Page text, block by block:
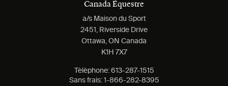
Canada Équestre
a/s Maison du Sport
2451, Riverside Drive
Ottawa, ON Canada
K1H 7X7
Tèlèphone: 613-287-1515
Sans frais: 1-866-282-8395